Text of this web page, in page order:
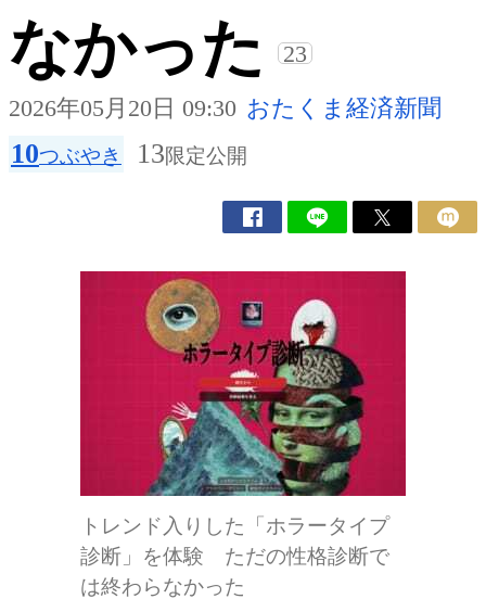
なかった
23
2026年05月20日 09:30 おたくま経済新聞
10つぶやき 13限定公開
トレンド入りした「ホラータイプ
診断」を体験 ただの性格診断で
は終わらなかった